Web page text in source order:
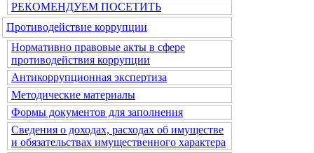
РЕКОМЕНДУЕМ ПОСЕТИТЬ
Противодействие коррупции
Нормативно правовые акты в сфере
противодействия коррупции
Антикоррупционная экспертиза
Методические материалы
Формы документов для заполнения
Сведения о доходах, расходах об имуществе
и обязательствах имущественного характера